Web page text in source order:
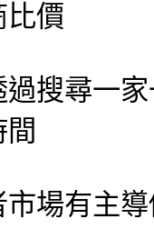
比價
搜尋一
場有主